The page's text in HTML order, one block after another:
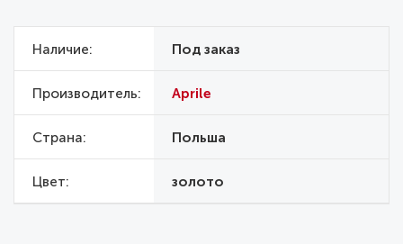
Наличие Под заказ
Производитель Aprile
Страна Польша
Цвет золото